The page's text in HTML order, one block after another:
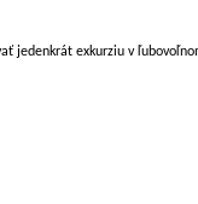
jedenkrát exkurziu v